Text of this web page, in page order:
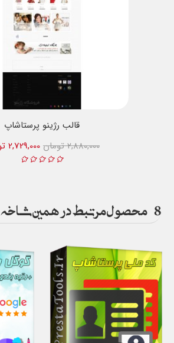
قالب رژینو پرستاشاپ
2,729,000 تومان
2,880,000 تومان
8 محصول مرتبط در همین شاخه